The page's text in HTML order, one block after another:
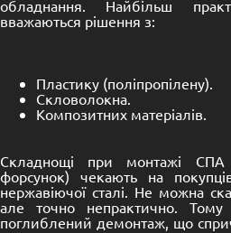
обладнання. Найбільш
вважаються рішення з:
Пластику (поліпропілену).
Скловолокна.
Композитних матеріалів.
Складнощі при монтажі СПА
форсунок) чекають на
нержавіючої сталі. Не можна
але точно непрактично.
поглиблений демонтаж, що